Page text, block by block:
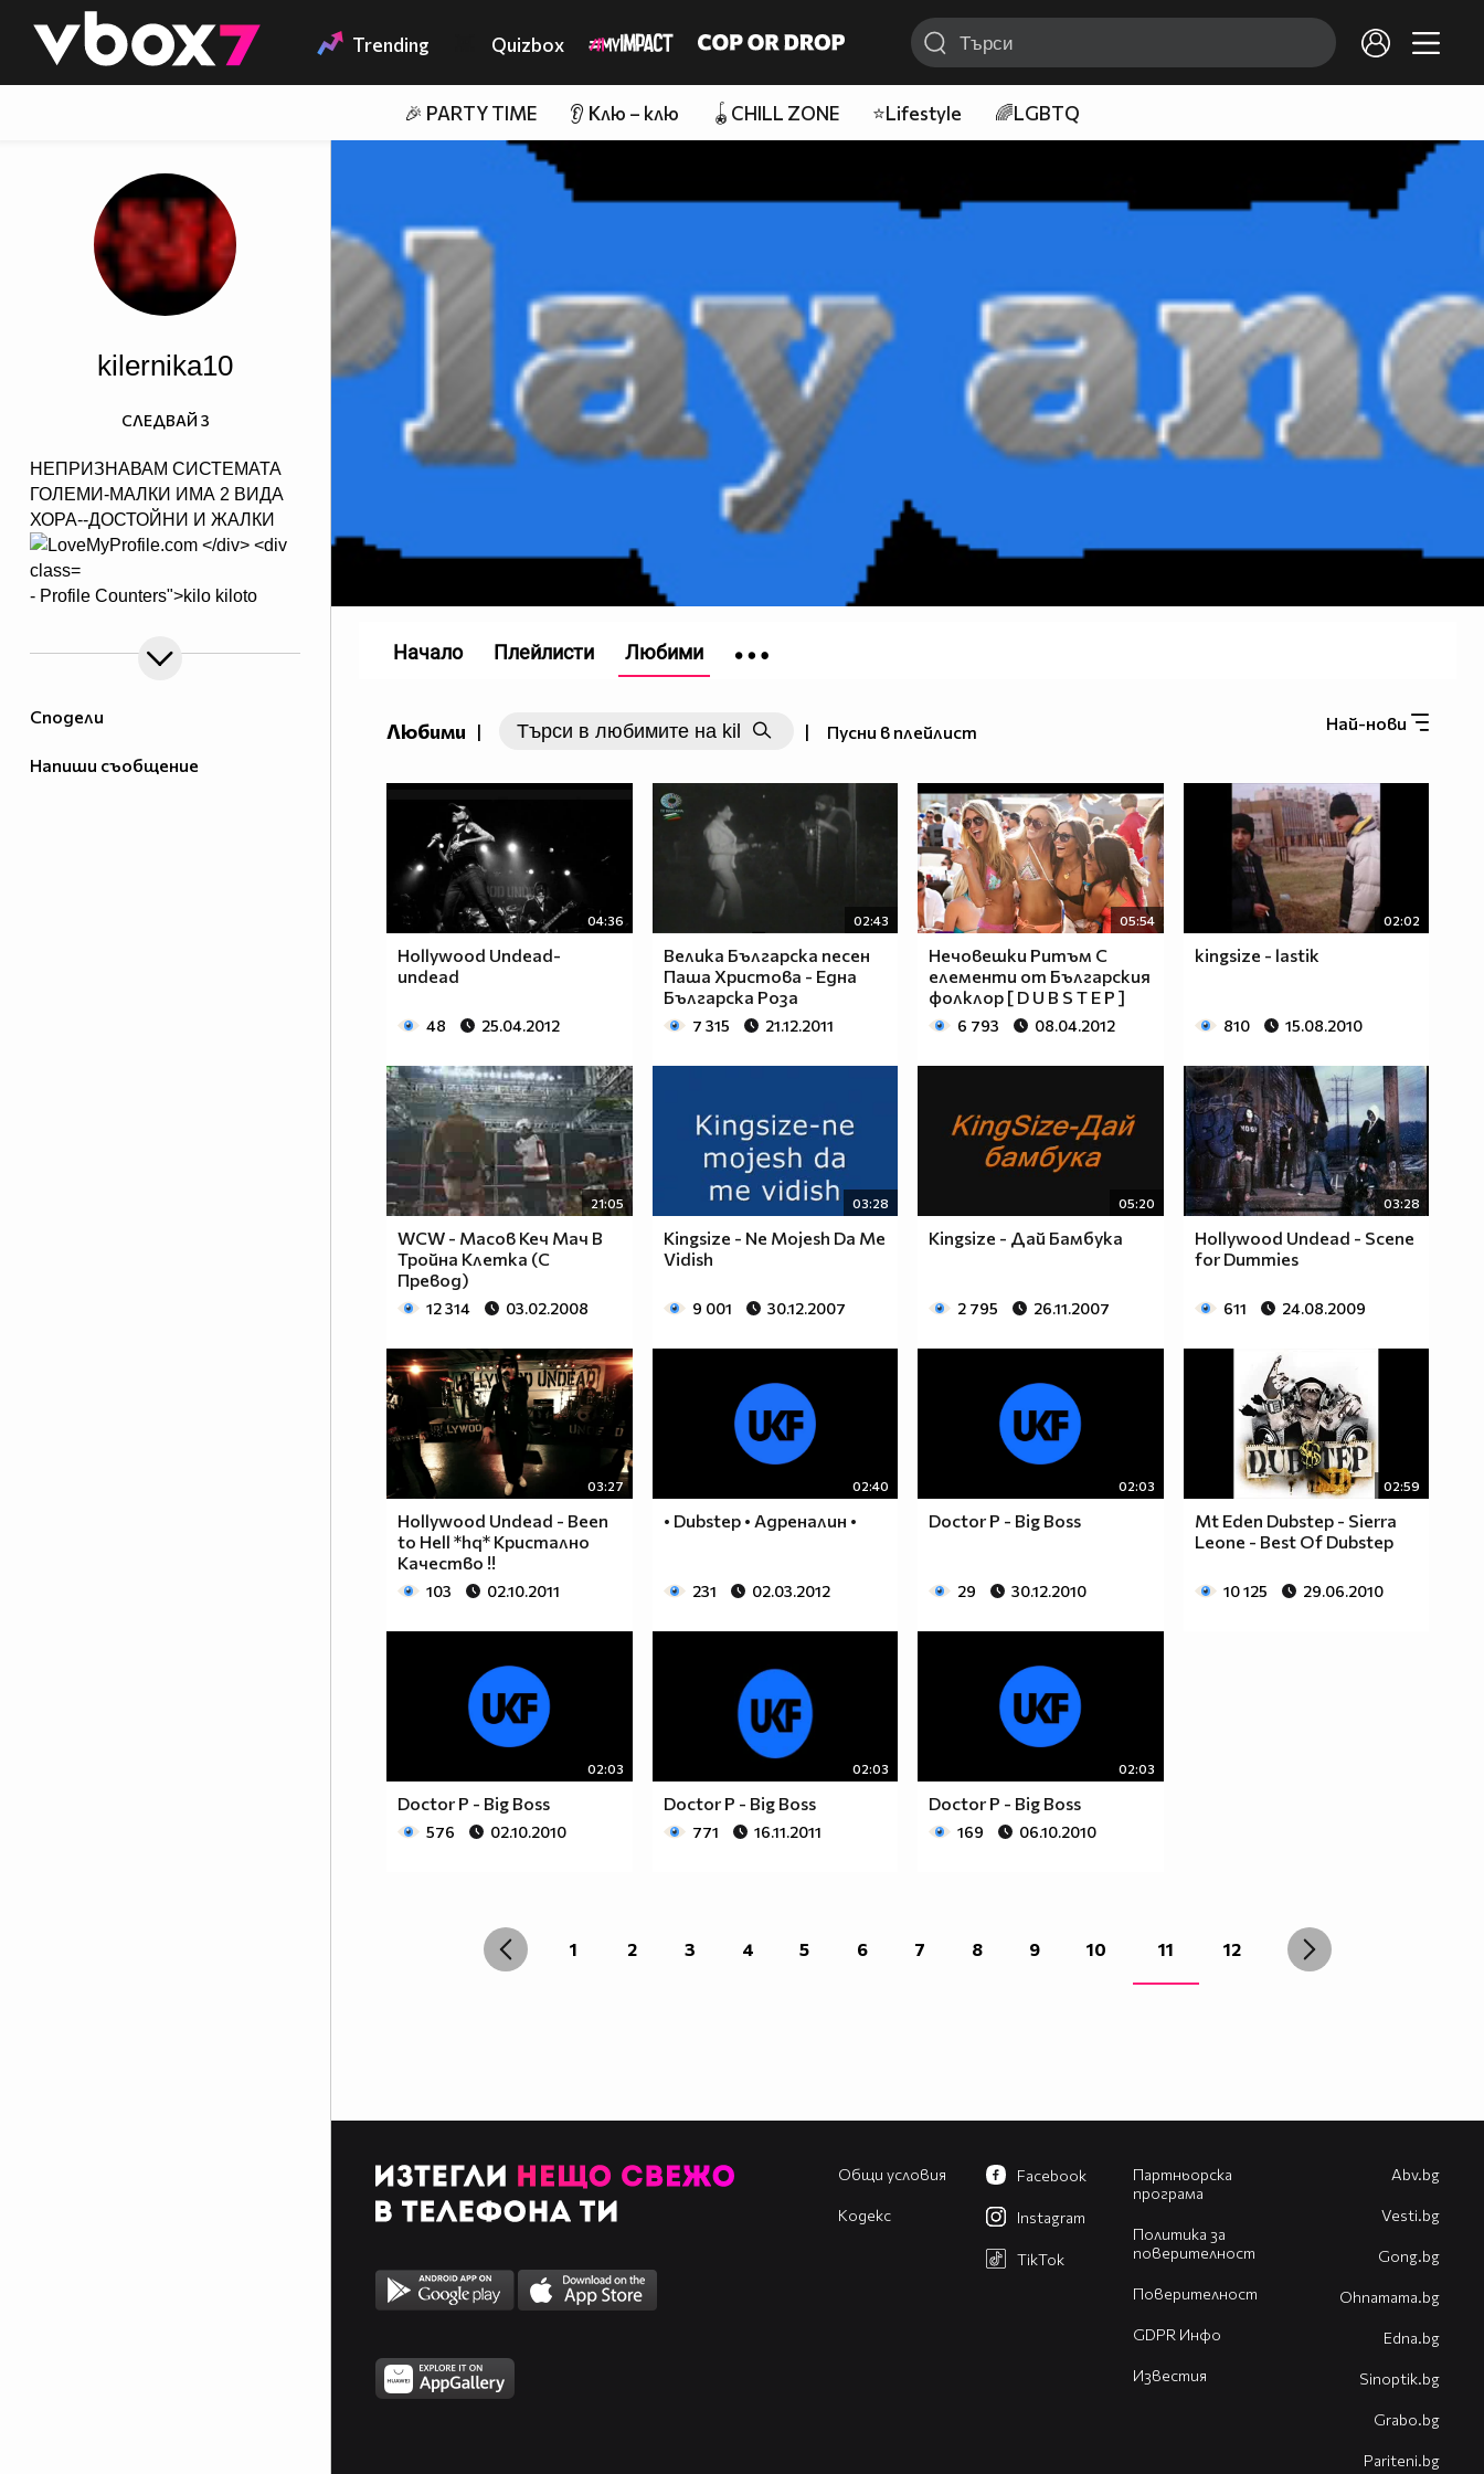
👾 Trending Quizbox
🎉 PARTY TIME 👂 Клю – клю 🪀CHILL ZONE ⭐Lifestyle 🌈LGBTQ
Сподели
Напиши съобщение
kilernika10
НЕПРИЗНАВАМ СИСТЕМАТА
ГОЛЕМИ-МАЛКИ ИМА 2 ВИДА
ХОРА--ДОСТОЙНИ И ЖАЛКИ
- Profile Counters">kilo kiloto
СЛЕДВАЙ 3
Любими | | Пусни в плейлист Най-нови
04:36
Hollywood Undead-
undead
48 25.04.2012
02:43
Велика Българска песен
Паша Христова - Една
Българска Роза
7 315 21.12.2011
05:54
Нечовешки Ритъм С
елементи от Българския
фолклор [ D U B S T E P ]
6 793 08.04.2012
02:02
kingsize - lastik
810 15.08.2010
21:05
WCW - Масов Кеч Мач В
Тройна Клетка (C
Превод)
12 314 03.02.2008
03:28
Kingsize - Ne Mojesh Da Me
Vidish
9 001 30.12.2007
05:20
Kingsize - Дай Бамбука
2 795 26.11.2007
03:28
Hollywood Undead - Scene
for Dummies
611 24.08.2009
03:27
Hollywood Undead - Been
to Hell *hq* Кристално
Качество !!
103 02.10.2011
02:40
• Dubstep • Адреналин •
231 02.03.2012
02:03
Doctor P - Big Boss
29 30.12.2010
02:59
Mt Eden Dubstep - Sierra
Leone - Best Of Dubstep
10 125 29.06.2010
02:03
Doctor P - Big Boss
576 02.10.2010
02:03
Doctor P - Big Boss
771 16.11.2011
02:03
Doctor P - Big Boss
169 06.10.2010
1 2 3 4 5 6 7 8 9 10 11 12
Начало Плейлисти Любими
Общи условия
Кодекс
Партньорска
програма
Политика за
поверителност
Поверителност
GDPR Инфо
Известия
Facebook
Instagram
TikTok
Abv.bg
Vesti.bg
Gong.bg
Оhnamama.bg
Edna.bg
Sinoptik.bg
Grabo.bg
Pariteni.bg